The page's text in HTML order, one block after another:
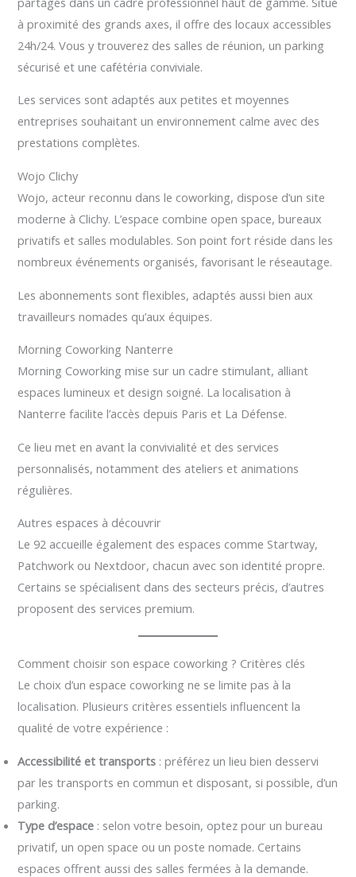
à proximité des grands axes, il offre des locaux accessibles
24h/24. Vous y trouverez des salles de réunion, un parking
sécurisé et une cafétéria conviviale.
Les services sont adaptés aux petites et moyennes
entreprises souhaitant un environnement calme avec des
prestations complètes.
Wojo Clichy
Wojo, acteur reconnu dans le coworking, dispose d’un site
moderne à Clichy. L’espace combine open space, bureaux
privatifs et salles modulables. Son point fort réside dans les
nombreux événements organisés, favorisant le réseautage.
Les abonnements sont flexibles, adaptés aussi bien aux
travailleurs nomades qu’aux équipes.
Morning Coworking Nanterre
Morning Coworking mise sur un cadre stimulant, alliant
espaces lumineux et design soigné. La localisation à
Nanterre facilite l’accès depuis Paris et La Défense.
Ce lieu met en avant la convivialité et des services
personnalisés, notamment des ateliers et animations
régulières.
Autres espaces à découvrir
Le 92 accueille également des espaces comme Startway,
Patchwork ou Nextdoor, chacun avec son identité propre.
Certains se spécialisent dans des secteurs précis, d’autres
proposent des services premium.
Comment choisir son espace coworking ? Critères clés
Le choix d’un espace coworking ne se limite pas à la
localisation. Plusieurs critères essentiels influencent la
qualité de votre expérience :
Accessibilité et transports : préférez un lieu bien desservi
par les transports en commun et disposant, si possible, d’un
parking.
Type d’espace : selon votre besoin, optez pour un bureau
privatif, un open space ou un poste nomade. Certains
espaces offrent aussi des salles fermées à la demande.